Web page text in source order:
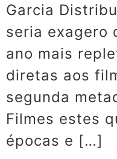
Garcia
seria exagero
ano mais
diretas aos
segunda
Filmes estes
épocas e […]